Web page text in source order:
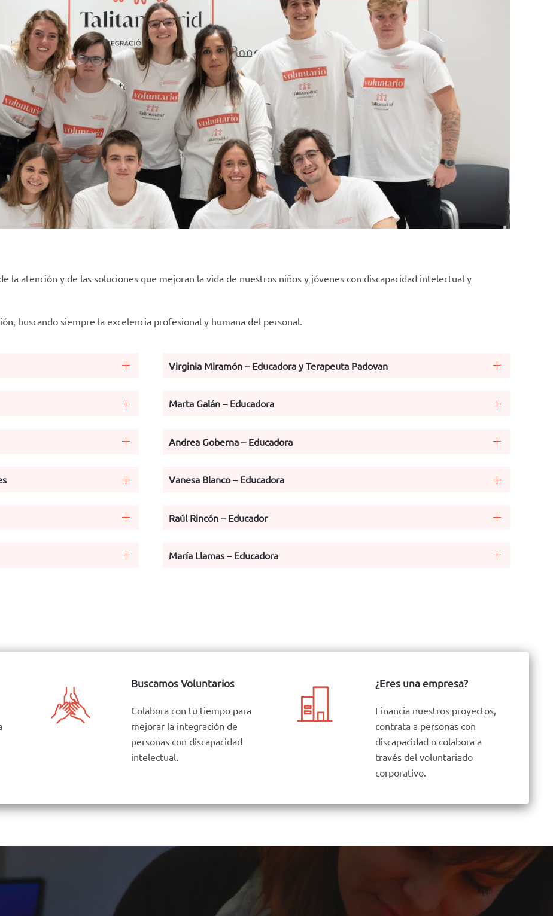
la atención y de las soluciones que mejoran la vida de nuestros niños y jóvenes con discapacidad intelectual y
buscando siempre la excelencia profesional y humana del personal.
Virginia Miramón – Educadora y Terapeuta Padovan
Marta Galán – Educadora
Andrea Goberna – Educadora
Vanesa Blanco – Educadora
Raúl Rincón – Educador
María Llamas – Educadora
Buscamos Voluntarios
Colabora con tu tiempo para
mejorar la integración de
personas con discapacidad
intelectual.
¿Eres una empresa?
Financia nuestros proyectos,
contrata a personas con
discapacidad o colabora a
través del voluntariado
corporativo.